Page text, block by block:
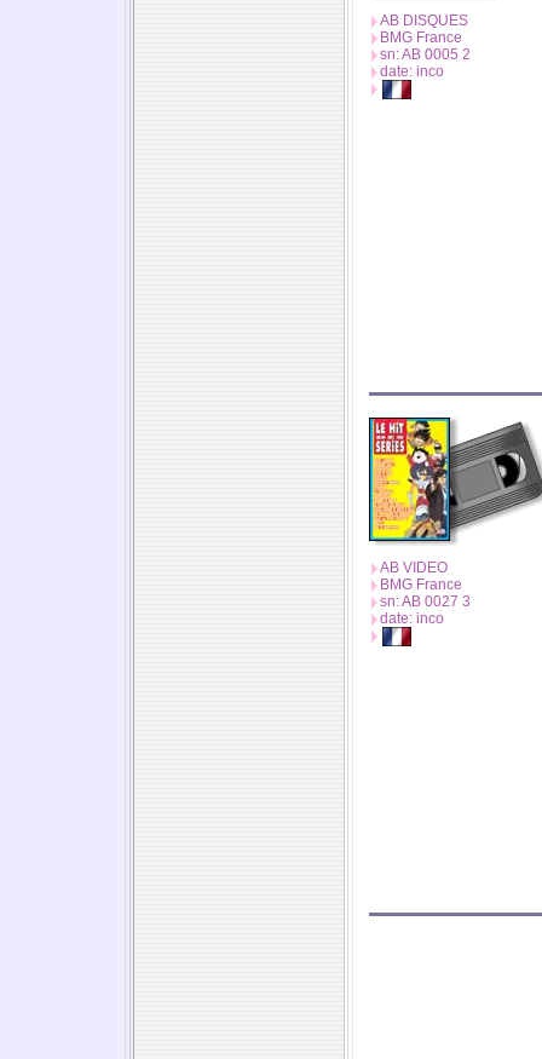
AB DISQUES
BMG France
sn: AB 0005 2
date: inco
AB VIDEO
BMG France
sn: AB 0027 3
date: inco